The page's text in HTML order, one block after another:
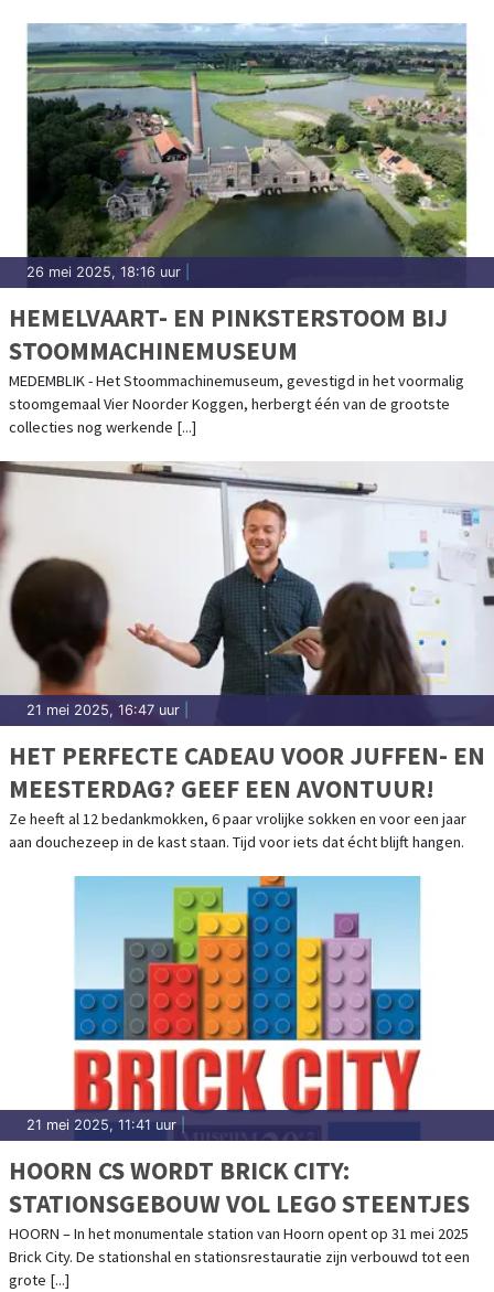
26 mei 2025, 18:16 uur
HEMELVAART- EN PINKSTERSTOOM BIJ
STOOMMACHINEMUSEUM
MEDEMBLIK - Het Stoommachinemuseum, gevestigd in het voormalig
stoomgemaal Vier Noorder Koggen, herbergt één van de grootste
collecties nog werkende [...]
21 mei 2025, 16:47 uur
HET PERFECTE CADEAU VOOR JUFFEN- EN
MEESTERDAG? GEEF EEN AVONTUUR!
Ze heeft al 12 bedankmokken, 6 paar vrolijke sokken en voor een jaar
aan douchezeep in de kast staan. Tijd voor iets dat écht blijft hangen.
21 mei 2025, 11:41 uur
HOORN CS WORDT BRICK CITY:
STATIONSGEBOUW VOL LEGO STEENTJES
HOORN – In het monumentale station van Hoorn opent op 31 mei 2025
Brick City. De stationshal en stationsrestauratie zijn verbouwd tot een
grote [...]